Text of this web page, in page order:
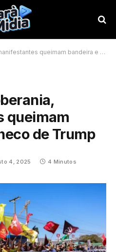
queimam bandeira e boneco de Trump
queimam
de Trump
4, 2025 4 Minutos